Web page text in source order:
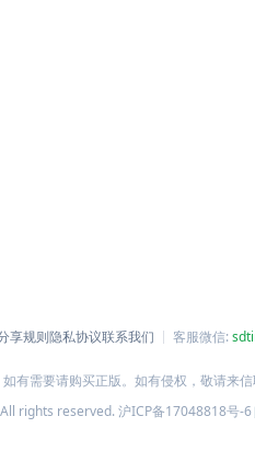
享规则隐私协议联系我们 客服微信:
需要请购买正版。如有侵权，敬请来信
rights reserved.沪ICP备17048818号-6